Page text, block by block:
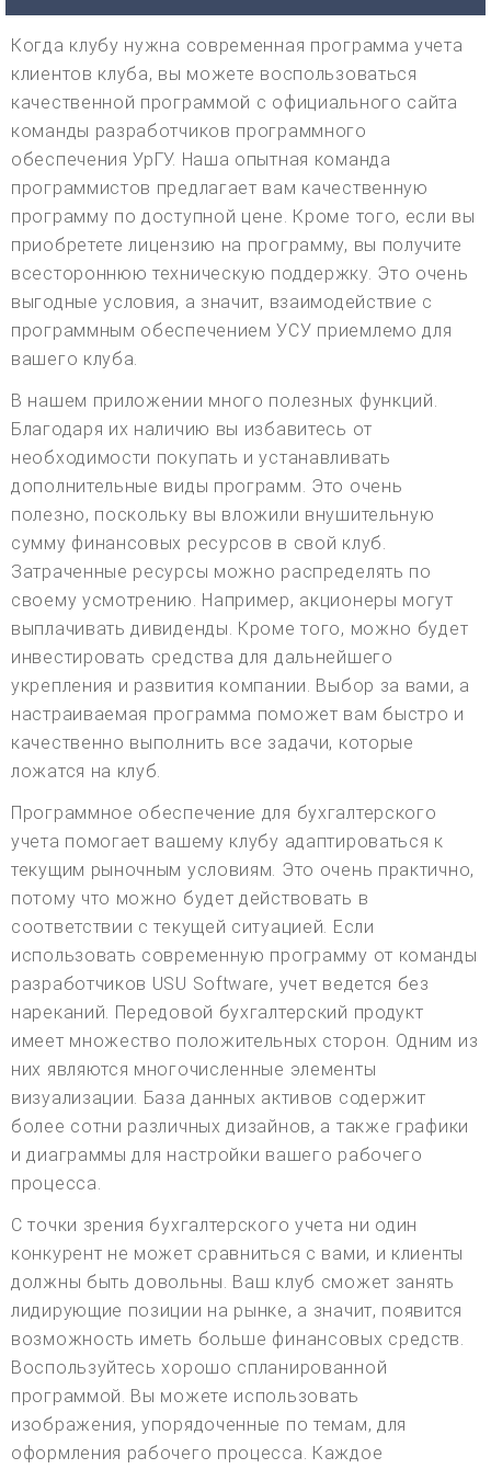
Когда клубу нужна современная программа учета
клиентов клуба, вы можете воспользоваться
качественной программой с официального сайта
команды разработчиков программного
обеспечения УрГУ. Наша опытная команда
программистов предлагает вам качественную
программу по доступной цене. Кроме того, если вы
приобретете лицензию на программу, вы получите
всестороннюю техническую поддержку. Это очень
выгодные условия, а значит, взаимодействие с
программным обеспечением УСУ приемлемо для
вашего клуба.
В нашем приложении много полезных функций.
Благодаря их наличию вы избавитесь от
необходимости покупать и устанавливать
дополнительные виды программ. Это очень
полезно, поскольку вы вложили внушительную
сумму финансовых ресурсов в свой клуб.
Затраченные ресурсы можно распределять по
своему усмотрению. Например, акционеры могут
выплачивать дивиденды. Кроме того, можно будет
инвестировать средства для дальнейшего
укрепления и развития компании. Выбор за вами, а
настраиваемая программа поможет вам быстро и
качественно выполнить все задачи, которые
ложатся на клуб.
Программное обеспечение для бухгалтерского
учета помогает вашему клубу адаптироваться к
текущим рыночным условиям. Это очень практично,
потому что можно будет действовать в
соответствии с текущей ситуацией. Если
использовать современную программу от команды
разработчиков USU Software, учет ведется без
нареканий. Передовой бухгалтерский продукт
имеет множество положительных сторон. Одним из
них являются многочисленные элементы
визуализации. База данных активов содержит
более сотни различных дизайнов, а также графики
и диаграммы для настройки вашего рабочего
процесса.
С точки зрения бухгалтерского учета ни один
конкурент не может сравниться с вами, и клиенты
должны быть довольны. Ваш клуб сможет занять
лидирующие позиции на рынке, а значит, появится
возможность иметь больше финансовых средств.
Воспользуйтесь хорошо спланированной
программой. Вы можете использовать
изображения, упорядоченные по темам, для
оформления рабочего процесса. Каждое